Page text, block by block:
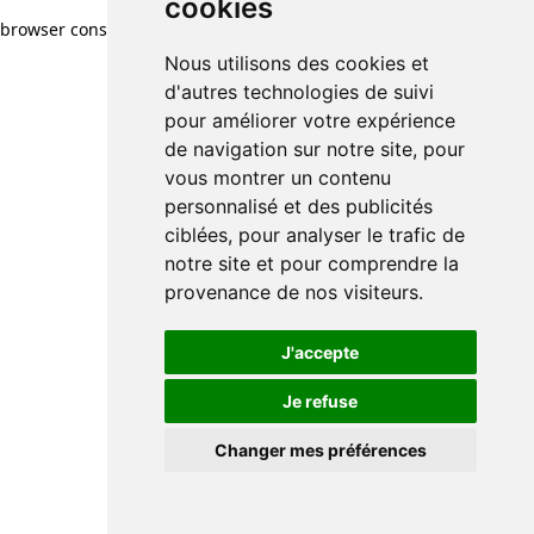
cookies
Nous utilisons des cookies et
d'autres technologies de suivi
pour améliorer votre expérience
de navigation sur notre site, pour
vous montrer un contenu
personnalisé et des publicités
ciblées, pour analyser le trafic de
notre site et pour comprendre la
provenance de nos visiteurs.
J'accepte
Je refuse
Changer mes préférences
browser console for more information)